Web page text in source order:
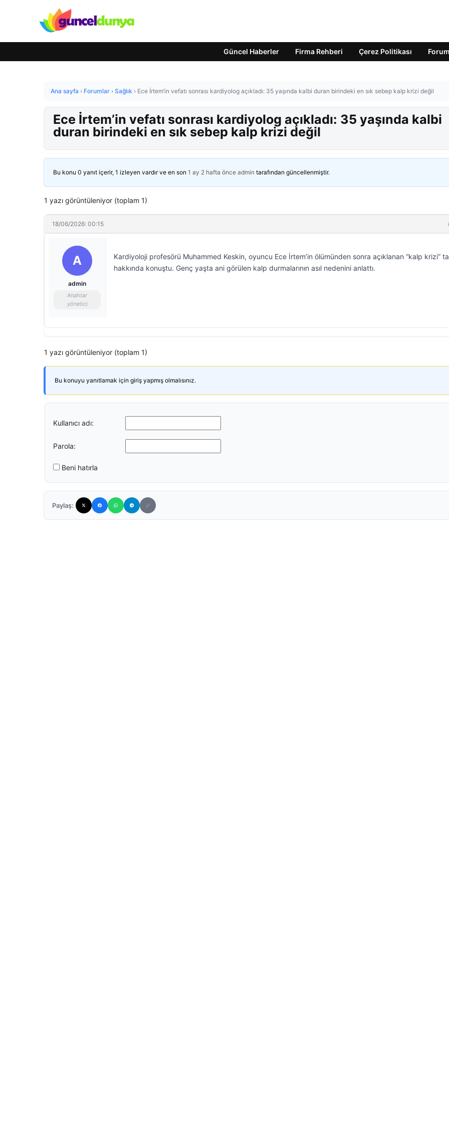
Güncel Haberler Firma Rehberi Çerez Politikası Forum
Ana sayfa › Forumlar › Sağlık › Ece İrtem’in vefatı sonrası kardiyolog açıkladı: 35 yaşında kalbi duran birindeki en sık sebep kalp krizi değil
Ece İrtem’in vefatı sonrası kardiyolog açıkladı: 35 yaşında kalbi
duran birindeki en sık sebep kalp krizi değil
Bu konu 0 yanıt içerir, 1 izleyen vardır ve en son 1 ay 2 hafta önce admin tarafından güncellenmiştir.
1 yazı görüntüleniyor (toplam 1)
18/06/2026: 00:15
A
admin
Anahtar
yönetici
Kardiyoloji profesörü Muhammed Keskin, oyuncu Ece İrtem’in ölümünden sonra açıklanan “kalp krizi”
hakkında konuştu. Genç yaşta ani görülen kalp durmalarının asıl nedenini anlattı.
1 yazı görüntüleniyor (toplam 1)
Bu konuyu yanıtlamak için giriş yapmış olmalısınız.
Kullanıcı adı:
Parola:
Beni hatırla
Paylaş: